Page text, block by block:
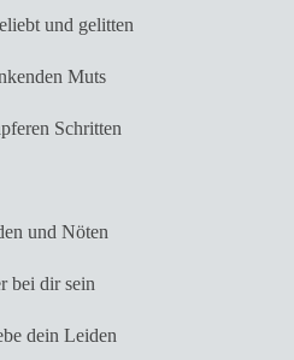
und gelitten
Muts
Schritten
und Nöten
bei dir sein
dein Leiden